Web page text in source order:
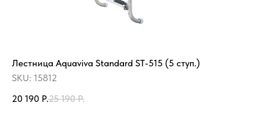
Лестница Aquaviva Standard ST-515 (5 ступ.)
SKU: 15812
20 190 Р.25 190 Р.